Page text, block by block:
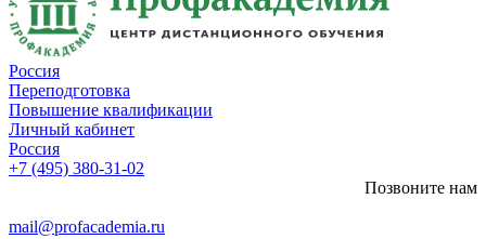
Россия
Переподготовка
Повышение квалификации
Личный кабинет
Россия
+7 (495) 380-31-02
Позвоните нам
mail@profacademia.ru